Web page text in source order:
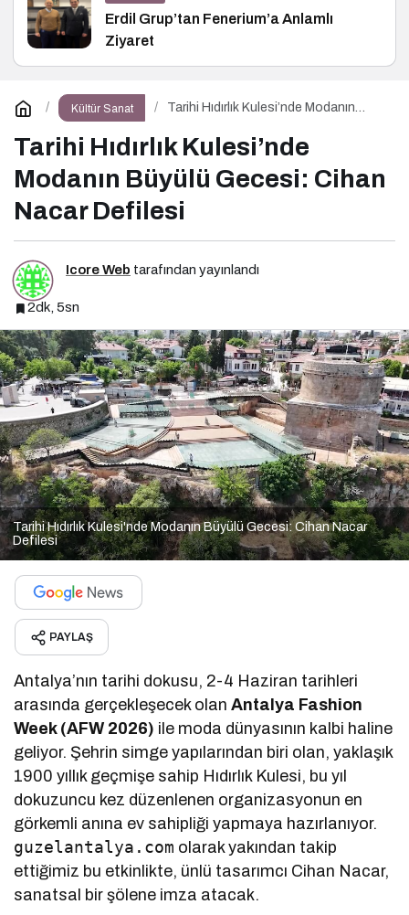
Erdil Grup’tan Fenerium’a Anlamlı
Ziyaret
Kültür Sanat
Tarihi Hıdırlık Kulesi’nde Modanın
Tarihi Hıdırlık Kulesi’nde
Modanın Büyülü Gecesi: Cihan
Nacar Defilesi
Icore Web tarafından yayınlandı
2dk, 5sn
Tarihi Hıdırlık Kulesi'nde Modanın Büyülü Gecesi: Cihan Nacar
Defilesi
PAYLAŞ
Antalya’nın tarihi dokusu, 2-4 Haziran tarihleri
arasında gerçekleşecek olanAntalya Fashion
Week (AFW 2026) ile moda dünyasının kalbi haline
geliyor. Şehrin simge yapılarından biri olan, yaklaşık
1900 yıllık geçmişe sahip Hıdırlık Kulesi, bu yıl
dokuzuncu kez düzenlenen organizasyonun en
görkemli anına ev sahipliği yapmaya hazırlanıyor.
guzelantalya.com olarak yakından takip
ettiğimiz bu etkinlikte, ünlü tasarımcı Cihan Nacar,
sanatsal bir şölene imza atacak.